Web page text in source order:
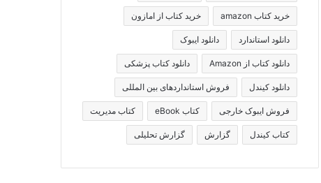
خرید کتاب amazon خرید کتاب از امازون
دانلود استاندارد دانلود ایبوک
دانلود کتاب از Amazon دانلود کتاب پزشکی
دانلود کیندل فروش استانداردهای بین المللی
فروش ایبوک خارجی کتاب eBook کتاب مدیریت
کتاب کیندل گزارش گزارش تحلیلی